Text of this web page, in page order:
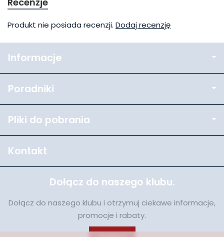
Produkt nie posiada recenzji. Dodaj recenzję
Informacje
Poradniki
Pliki do pobrania
Kontakt
Dołącz do naszego klubu.
Dołącz do naszego klubu i otrzymuj ciekawe informacje,
promocje i rabaty.